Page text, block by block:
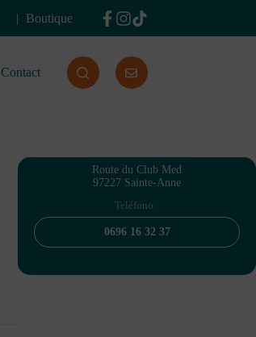
Boutique
Contact
Route du Club Med
97227 Sainte-Anne
Teléfono :
0696 16 32 37